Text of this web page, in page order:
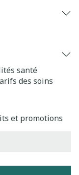
santé
des soins
et promotions